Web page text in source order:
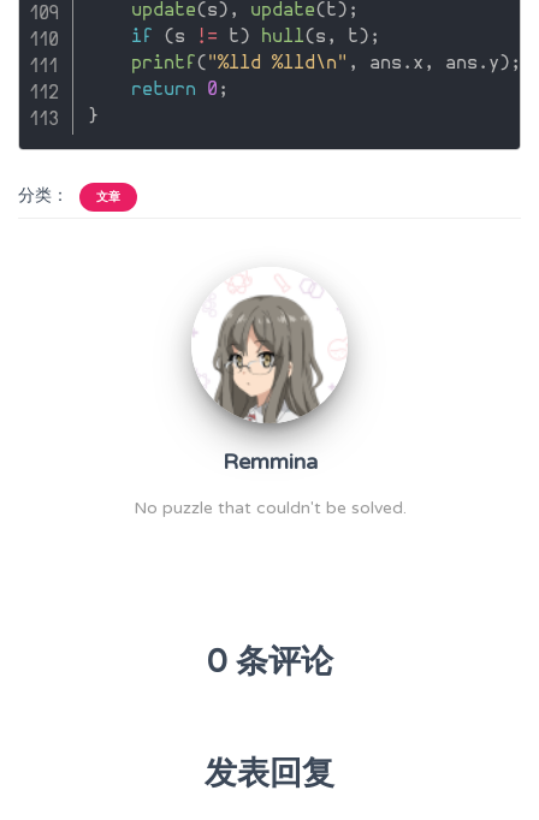
update( s ) , update( t ) ;
if
( s != t ) hull( s , t ) ;
printf ( "%lld %lld\n" , ans . x , ans . y ) ;
return
0 ;
}
分类： 文章
Remmina
No puzzle that couldn't be solved.
0 条评论
发表回复